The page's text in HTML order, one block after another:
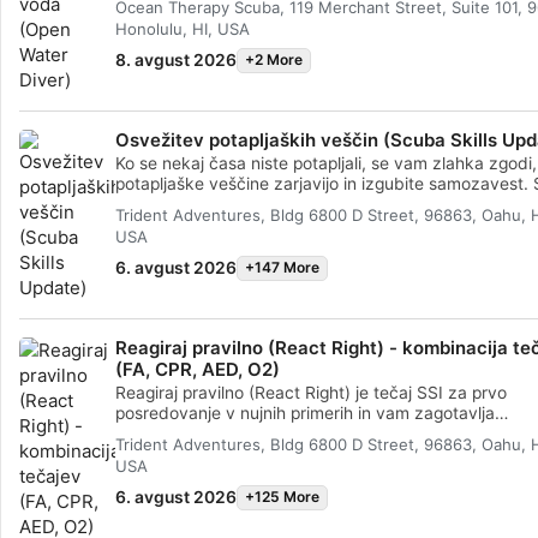
združeno s praktičnimi vajami v vodi, da bi vam
veščine in izkušnje, ki so potrebne za resnično udobje
vodo. Pridobili boste certifikat SSI Potapljač odprtih
(Open Water Diver).
Ocean Therapy Scuba, 119 Merchant Street, Suite 101,
Honolulu, HI, USA
8. avgust 2026 +2 More
Osvežitev potapljaških veščin (Scuba Skills
Ko se nekaj časa niste potapljali, se vam zlahka
potapljaške veščine zarjavijo in izgubite samozavest.
osvežitvijo potapljaških veščin SSI Scuba Skills
bomo v kratkem času vrnili v vodo in se z lahkoto
Ta obnovitveni tečaj potapljanja vam omogoča, da pod
vodstvom strokovnjaka SSI pregledate in vadite
veščine, ki ste se jih naučili v programu Potapljač
manj časa skrbeli za svoje veščine in več časa
občudovanju morskega življenja. Če niste certificirani
tečajniki za potapljače na odprtih vodah, je tečaj
potapljaških veščin idealen za vadbo potapljaških
pred potopi usposabljanja v odprtih vodah. Ker tečaj
fiksno, si lahko vzamete čas in se osredotočite na
pri katerih potrebujete pomoč.
Trident Adventures, Bldg 6800 D Street, 96863, Oahu,
USA
6. avgust 2026 +147 More
Reagiraj pravilno (React Right) - kombinacija
(FA, CPR, AED, O2)
Reagiraj pravilno (React Right) je tečaj SSI za prvo
posredovanje v nujnih primerih in vam zagotavlja
usposabljanje in znanje, ki ga potrebujete za
prvi posredovalec v nujnih zdravstvenih primerih. V tem
prilagodljivem potapljaškem programu lahko izberete
o katerih se želite učiti, vključno s primarno oceno, prvo
pomočjo, oživljanjem in tehnikami primarne
Trident Adventures, Bldg 6800 D Street, 96863, Oahu,
USA
6. avgust 2026 +125 More